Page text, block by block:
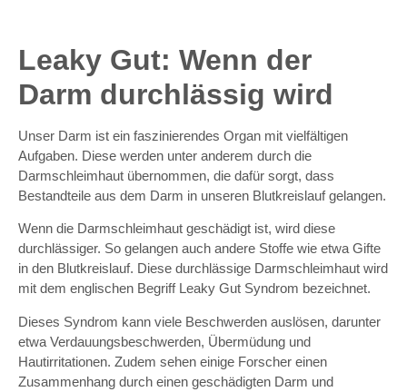
Leaky Gut: Wenn der
Darm durchlässig wird
Unser Darm ist ein faszinierendes Organ mit vielfältigen
Aufgaben. Diese werden unter anderem durch die
Darmschleimhaut übernommen, die dafür sorgt, dass
Bestandteile aus dem Darm in unseren Blutkreislauf gelangen.
Wenn die Darmschleimhaut geschädigt ist, wird diese
durchlässiger. So gelangen auch andere Stoffe wie etwa Gifte
in den Blutkreislauf. Diese durchlässige Darmschleimhaut wird
mit dem englischen Begriff Leaky Gut Syndrom bezeichnet.
Dieses Syndrom kann viele Beschwerden auslösen, darunter
etwa Verdauungsbeschwerden, Übermüdung und
Hautirritationen. Zudem sehen einige Forscher einen
Zusammenhang durch einen geschädigten Darm und